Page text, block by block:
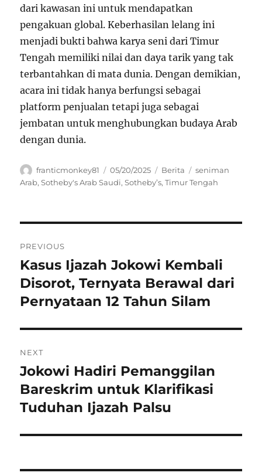
dari kawasan ini untuk mendapatkan
pengakuan global. Keberhasilan lelang ini
menjadi bukti bahwa karya seni dari Timur
Tengah memiliki nilai dan daya tarik yang tak
terbantahkan di mata dunia. Dengan demikian,
acara ini tidak hanya berfungsi sebagai
platform penjualan tetapi juga sebagai
jembatan untuk menghubungkan budaya Arab
dengan dunia.
Author
franticmonkey81
Posted
on
05/20/2025 Categories
Berita Tags
seniman
Arab,Sotheby's Arab Saudi,Sotheby’s,Timur Tengah
pos
PREVIOUS
Previous
post:
Kasus Ijazah Jokowi Kembali
Disorot, Ternyata Berawal dari
Pernyataan 12 Tahun Silam
NEXT
Next
post:
Jokowi Hadiri Pemanggilan
Bareskrim untuk Klarifikasi
Tuduhan Ijazah Palsu